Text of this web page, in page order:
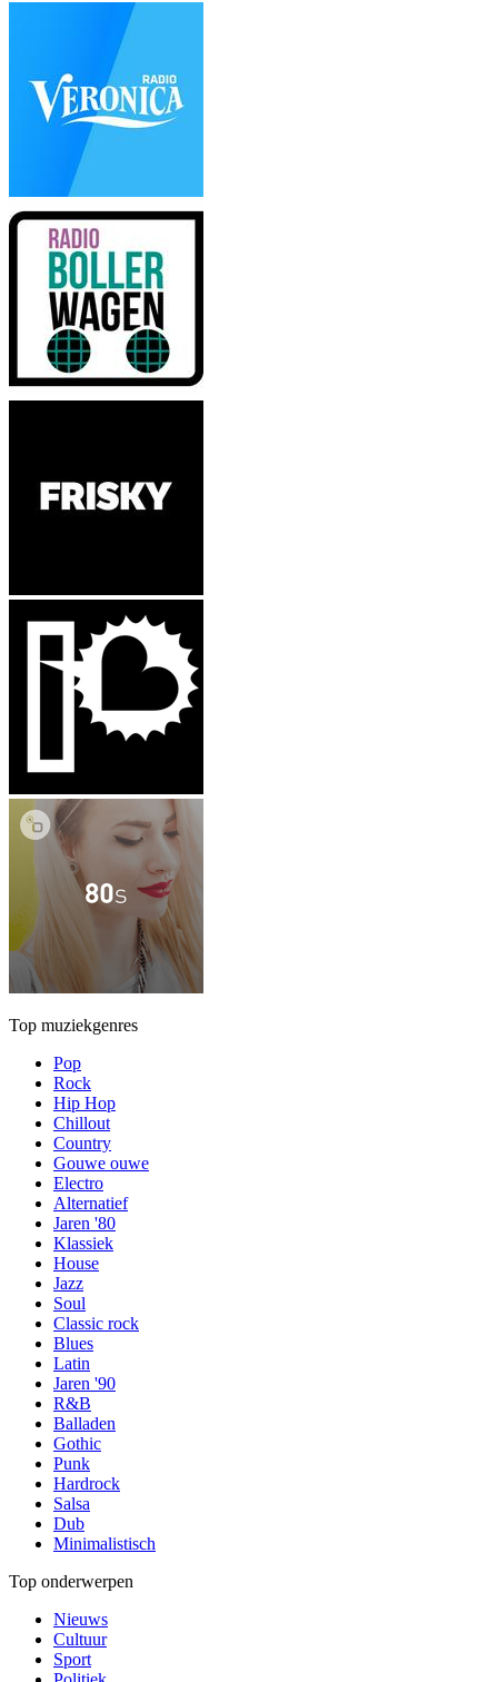
Top muziekgenres
Pop
Rock
Hip Hop
Chillout
Country
Gouwe ouwe
Electro
Alternatief
Jaren '80
Klassiek
House
Jazz
Soul
Classic rock
Blues
Latin
Jaren '90
R&B
Balladen
Gothic
Punk
Hardrock
Salsa
Dub
Minimalistisch
Top onderwerpen
Nieuws
Cultuur
Sport